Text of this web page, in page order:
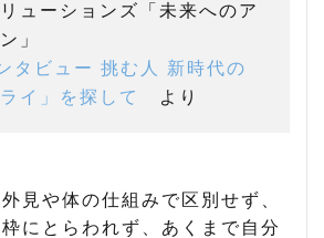
ューションズ「未来へのア
」
タビュー 挑む人 新時代の
ライ」を探して
より
見や体の仕組みで区別せず、
にとらわれず、あくまで自分